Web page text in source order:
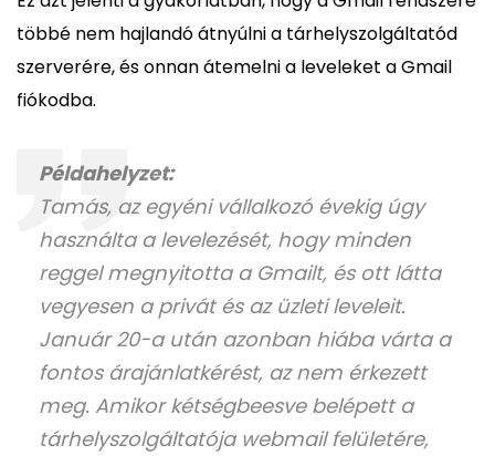
többé nem hajlandó átnyúlni a tárhelyszolgáltatód
szerverére, és onnan átemelni a leveleket a Gmail
fiókodba.
Példahelyzet:
Tamás, az egyéni vállalkozó évekig úgy
használta a levelezését, hogy minden
reggel megnyitotta a Gmailt, és ott látta
vegyesen a privát és az üzleti leveleit.
Január 20-a után azonban hiába várta a
fontos árajánlatkérést, az nem érkezett
meg. Amikor kétségbeesve belépett a
tárhelyszolgáltatója webmail felületére,